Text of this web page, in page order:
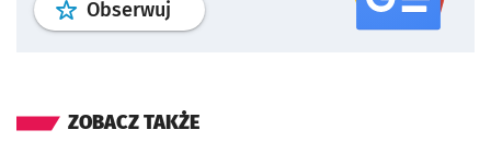
Obserwuj profil serwisu
ZOBACZ TAKŻE